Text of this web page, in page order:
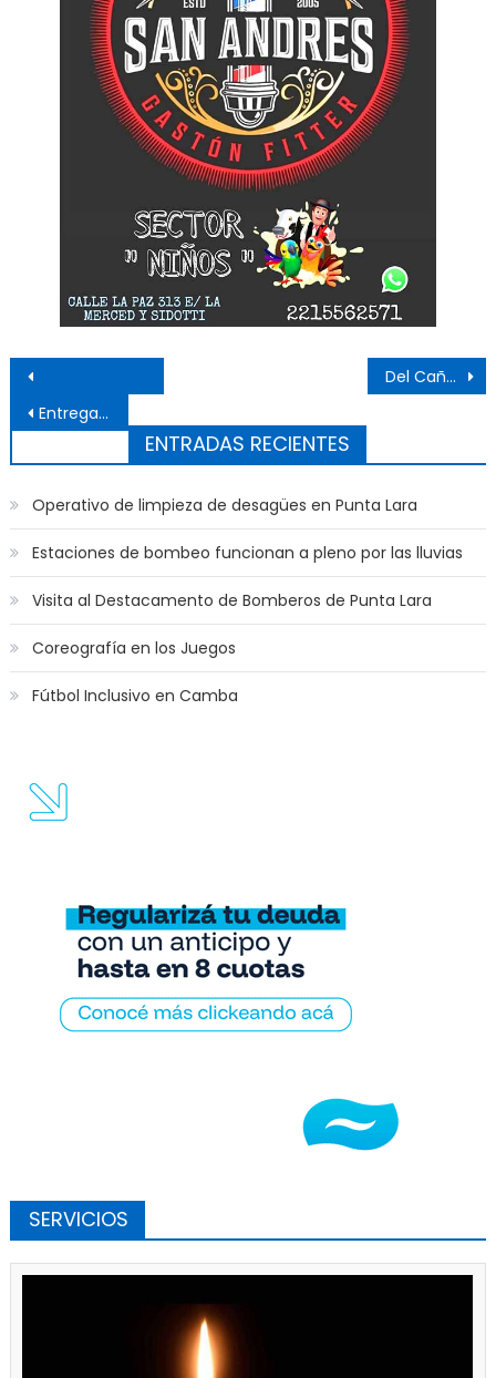
Navegación de entradas
Entregan turnos para castración
Del Caño participó de la presentación de candidatos en la ciudad
ENTRADAS RECIENTES
Operativo de limpieza de desagües en Punta Lara
Estaciones de bombeo funcionan a pleno por las lluvias
Visita al Destacamento de Bomberos de Punta Lara
Coreografía en los Juegos
Fútbol Inclusivo en Camba
SERVICIOS